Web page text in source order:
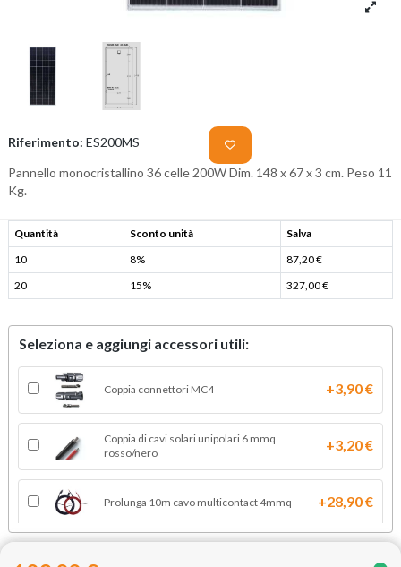
Riferimento: ES200MS
Pannello monocristallino 36 celle 200W Dim. 148 x 67 x 3 cm. Peso 11
Kg.
Quantità Sconto unità
Salva
10
8%
87,20 €
20
15% 327,00 €
Seleziona e aggiungi accessori utili:
Coppia connettori MC4 +3,90 €
Coppia di cavi solari unipolari 6 mmq
rosso/nero
+3,20 €
Prolunga 10m cavo multicontact 4mmq +28,90 €